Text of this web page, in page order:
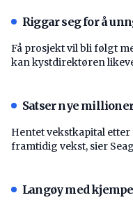
Riggar seg for å
Få prosjekt vil bli følgt
kan kystdirektøren
Satser nye
Hentet vekstkapital
framtidig vekst, sier
Langøy med